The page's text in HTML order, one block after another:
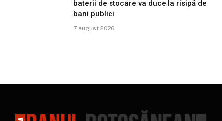
baterii de stocare va duce la risipă de
bani publici
7 august 2026